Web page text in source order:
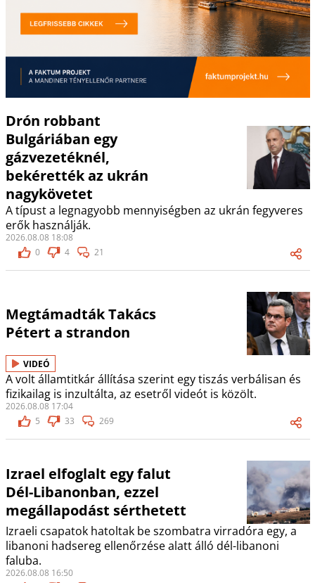
Drón robbant
Bulgáriában egy
gázvezetéknél,
bekérették az ukrán
nagykövetet
A típust a legnagyobb mennyiségben az ukrán fegyveres
erők használják.
2026.08.08 18:08
0
4 21
Megtámadták Takács
Pétert a strandon
VIDEÓ
A volt államtitkár állítása szerint egy tiszás verbálisan és
fizikailag is inzultálta, az esetről videót is közölt.
2026.08.08 17:04
5
33 269
Izrael elfoglalt egy falut
Dél-Libanonban, ezzel
megállapodást sérthetett
Izraeli csapatok hatoltak be szombatra virradóra egy, a
libanoni hadsereg ellenőrzése alatt álló dél-libanoni
faluba.
2026.08.08 16:50